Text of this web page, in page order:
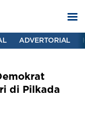
ADVERTORIAL
di Pilkada